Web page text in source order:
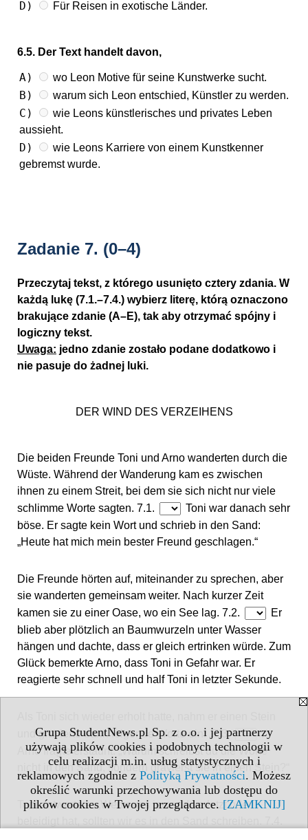
Grupa StudentNews.pl Sp. z o.o. i jej partnerzy
używają plików cookies i podobnych technologii w
celu realizacji m.in. usług statystycznych i
reklamowych zgodnie z Polityką Prywatności. Możesz
określić warunki przechowywania lub dostępu do
plików cookies w Twojej przeglądarce. [ZAMKNIJ]
D) Für Reisen in exotische Länder.
6.5. Der Text handelt davon,
A) wo Leon Motive für seine Kunstwerke sucht.
B) warum sich Leon entschied, Künstler zu werden.
C)
wie Leons künstlerisches und privates Leben
aussieht.
D)
wie Leons Karriere von einem Kunstkenner
gebremst wurde.
Zadanie 7. (0–4)
Przeczytaj tekst, z którego usunięto cztery zdania. W
każdą lukę (7.1.–7.4.) wybierz literę, którą oznaczono
brakujące zdanie (A–E), tak aby otrzymać spójny i
logiczny tekst.
Uwaga: jedno zdanie zostało podane dodatkowo i
nie pasuje do żadnej luki.
DER WIND DES VERZEIHENS
Die beiden Freunde Toni und Arno wanderten durch die
Wüste. Während der Wanderung kam es zwischen
ihnen zu einem Streit, bei dem sie sich nicht nur viele
schlimme Worte sagten. 7.1.
Toni war danach sehr
böse. Er sagte kein Wort und schrieb in den Sand:
„Heute hat mich mein bester Freund geschlagen.“
Die Freunde hörten auf, miteinander zu sprechen, aber
sie wanderten gemeinsam weiter. Nach kurzer Zeit
kamen sie zu einer Oase, wo ein See lag. 7.2.
Er
blieb aber plötzlich an Baumwurzeln unter Wasser
hängen und dachte, dass er gleich ertrinken würde. Zum
Glück bemerkte Arno, dass Toni in Gefahr war. Er
reagierte sehr schnell und half Toni in letzter Sekunde.
und gravierte darin folgende Worte ein: „7.3.
.“
Arno fragte erstaunt: „Warum schreibst du die Worte
nicht in den Sand, sondern gravierst sie in einen Stein?“
Toni antwortete: „Wenn uns jemand verletzt oder